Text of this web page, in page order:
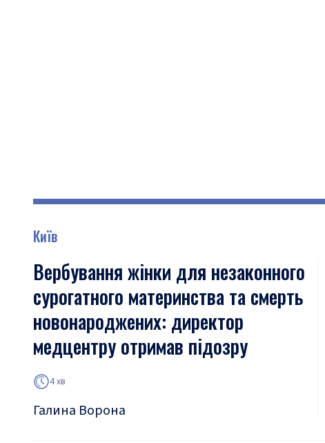
Київ
Вербування жінки для незаконного
сурогатного материнства та смерть
новонароджених: директор
медцентру отримав підозру
4 хв
Галина Ворона